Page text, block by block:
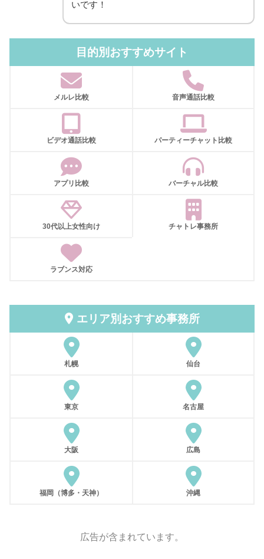
いです！
目的別おすすめサイト
メルレ比較 音声通話比較
ビデオ通話比較 パーティーチャット比較
アプリ比較 バーチャル比較
30代以上女性向け チャトレ事務所
ラブンス対応
エリア別おすすめ事務所
札幌 仙台
東京 名古屋
大阪 広島
福岡（博多・天神） 沖縄
広告が含まれています。